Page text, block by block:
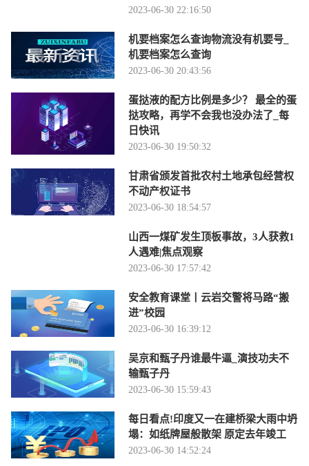
2023-06-30 22:16:50
机要档案怎么查询物流没有机要号_
机要档案怎么查询
2023-06-30 20:43:56
蛋挞液的配方比例是多少？ 最全的蛋
挞攻略，再学不会我也没办法了_每
日快讯
2023-06-30 19:50:32
甘肃省颁发首批农村土地承包经营权
不动产权证书
2023-06-30 18:54:57
山西一煤矿发生顶板事故，3人获救1
人遇难|焦点观察
2023-06-30 17:57:42
安全教育课堂丨云岩交警将马路“搬
进”校园
2023-06-30 16:39:12
吴京和甄子丹谁最牛逼_演技功夫不
输甄子丹
2023-06-30 15:59:43
每日看点!印度又一在建桥梁大雨中坍
塌：如纸牌屋般散架 原定去年竣工
2023-06-30 14:52:24